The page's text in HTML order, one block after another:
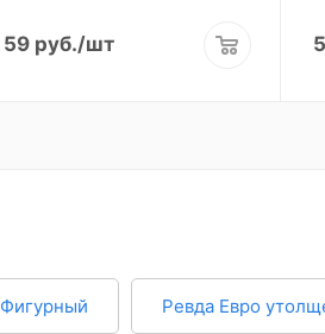
59 руб./шт
Фигурный Ревда Евро